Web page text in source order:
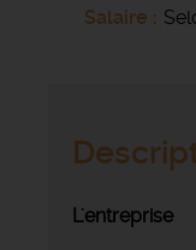
Salaire
L'entreprise